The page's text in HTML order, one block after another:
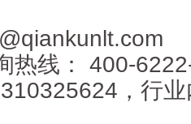
热线： 400-
，行